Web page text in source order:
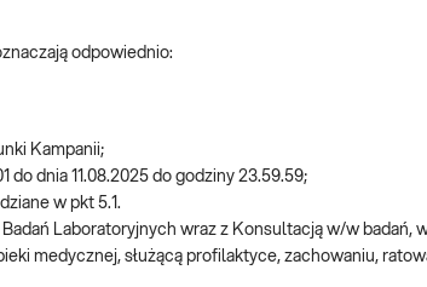
odpowiednio:
Kampanii;
do dnia 11.08.2025 do godziny 23.59.59;
w pkt 5.1.
Laboratoryjnych wraz z Konsultacją w/w badań,
medycznej, służącą profilaktyce, zachowaniu,